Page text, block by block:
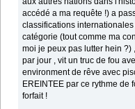
accédé a ma requête !) a
classifications
catégorie (tout comme ma
moi je peux pas lutter hein
par jour , vit un truc de fou
environment de rêve avec
EREINTEE par ce rythme de
forfait !